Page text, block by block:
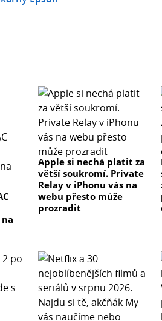
Apple si nechá platit za
větší soukromí. Private
Relay v iPhonu vás na
webu přesto může
prozradit